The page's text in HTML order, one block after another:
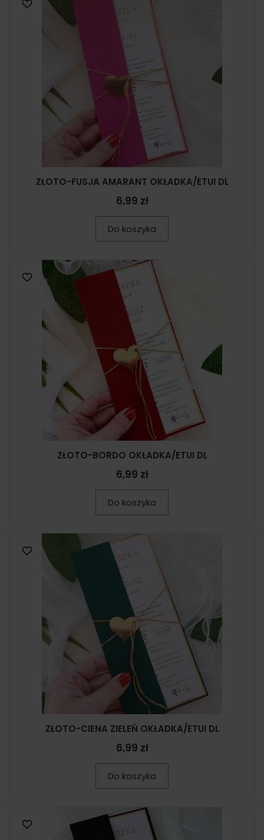
ZŁOTO-FUSJA AMARANT OKŁADKA/ETUI DL
6,99 zł
Do koszyka
ZŁOTO-BORDO OKŁADKA/ETUI DL
6,99 zł
Do koszyka
ZŁOTO-CIENA ZIELEŃ OKŁADKA/ETUI DL
6,99 zł
Do koszyka